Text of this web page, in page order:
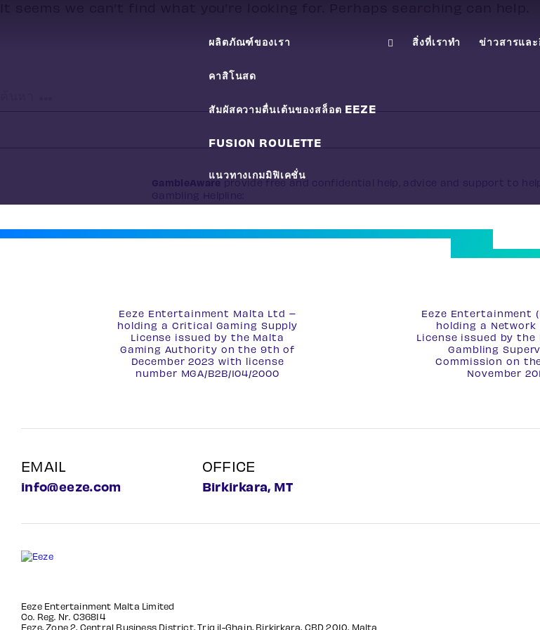
ผลิตภัณฑ์ของเรา
คาสิโนสด
สัมผัสความตื่นเต้นของสล็อต EEZE
FUSION ROULETTE
แนวทางเกมมิฟิเคชั่น
สิ่งที่เราทำ ข่าวสารแล
GambleAwareprovide free and confidential help, advice and support to
Gambling Helpline:
Eeze Entertainment Malta Ltd –
holding a Critical Gaming Supply
License issued by the Malta
Gaming Authority on the 9th of
December 2023 with license
number MGA/B2B/104/2000
Eeze Entertainment
holding a Network
License issued by the
Gambling
Commission on
November
EMAIL
info@eeze.com
OFFICE
Birkirkara, MT
Eeze Entertainment Malta Limited
Co. Reg. Nr. C36814
Eeze, Zone 2, Central Business District, Triq il-Ghajn, Birkirkara, CBD 2010, Malta